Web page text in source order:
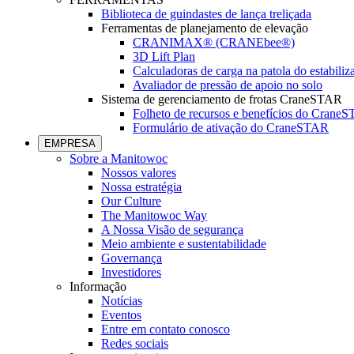
Biblioteca de guindastes de lança treliçada
Ferramentas de planejamento de elevação
CRANIMAX® (CRANEbee®)
3D Lift Plan
Calculadoras de carga na patola do
Avaliador de pressão de apoio no solo
Sistema de gerenciamento de frotas CraneSTAR
Folheto de recursos e benefícios do
Formulário de ativação do CraneSTAR
EMPRESA
Sobre a Manitowoc
Nossos valores
Nossa estratégia
Our Culture
The Manitowoc Way
A Nossa Visão de segurança
Meio ambiente e sustentabilidade
Governança
Investidores
Informação
Notícias
Eventos
Entre em contato conosco
Redes sociais